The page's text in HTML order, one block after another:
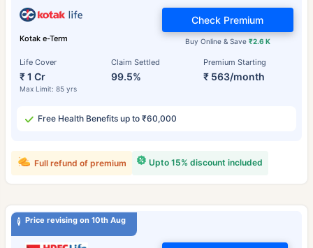
Kotak e-Term
Life Cover
₹ 1 Cr
Max Limit: 85 yrs
Claim Settled
99.5%
Premium Starting
₹ 563/month
Buy Online & Save ₹2.6 K
Check Premium
Free Health Benefits up to ₹60,000
Upto 15% discount included
Full refund of premium
Price revising on 10th Aug